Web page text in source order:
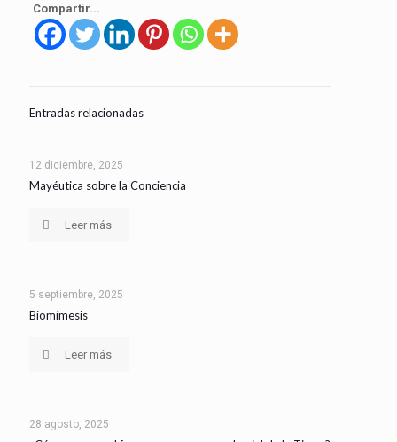
Compartir...
Entradas relacionadas
12 diciembre, 2025
Mayéutica sobre la Conciencia
Leer más
5 septiembre, 2025
Biomímesis
Leer más
28 agosto, 2025